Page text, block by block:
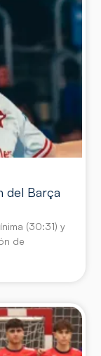
del Barça
(30:31) y
de